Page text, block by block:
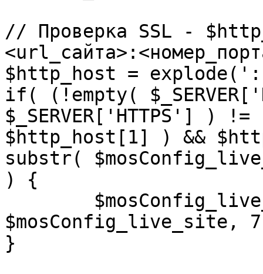
// Проверка SSL -
$http_host = explode(':',
if( (!empty(
$_SERVER['HTTPS']
$http_host[1] ) &&
substr(
) {
$mosConfig_live_site,
}